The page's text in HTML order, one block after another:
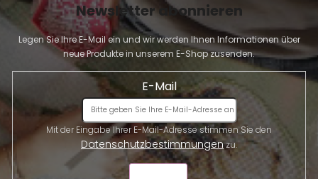
Newsletter abonnieren
Legen Sie Ihre E-Mail ein und wir werden Ihnen Informationen über
neue Produkte in unserem E-Shop zusenden.
E-Mail
Datenschutzbestimmungenzu.